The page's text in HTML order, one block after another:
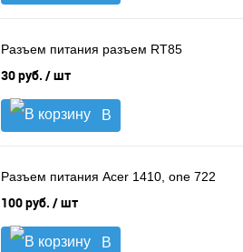
корзину
Разъем питания разъем RT85
30 руб. / шт
В
корзину
Разъем питания Acer 1410, one 722
100 руб. / шт
В